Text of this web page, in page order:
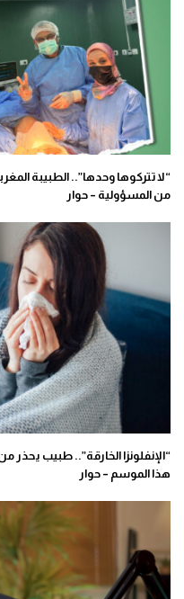
“لا تتركوها وحدها”.. الطبيبة
من المسؤولية – حوار
“الإنفلونزا الخارقة”.. طبيب
هذا الموسم – حوار